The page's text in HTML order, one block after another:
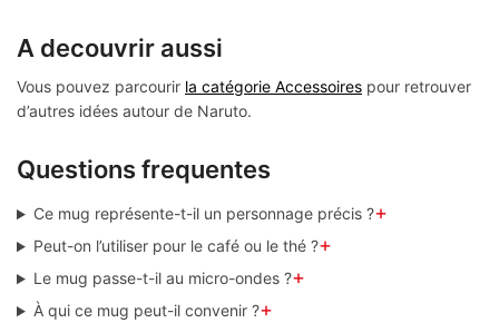
A decouvrir aussi
Vous pouvez parcourir la catégorie Accessoires pour retrouver
d’autres idées autour de Naruto.
Questions frequentes
Ce mug représente-t-il un personnage précis ?+
Peut-on l’utiliser pour le café ou le thé ?+
Le mug passe-t-il au micro-ondes ?+
À qui ce mug peut-il convenir ?+